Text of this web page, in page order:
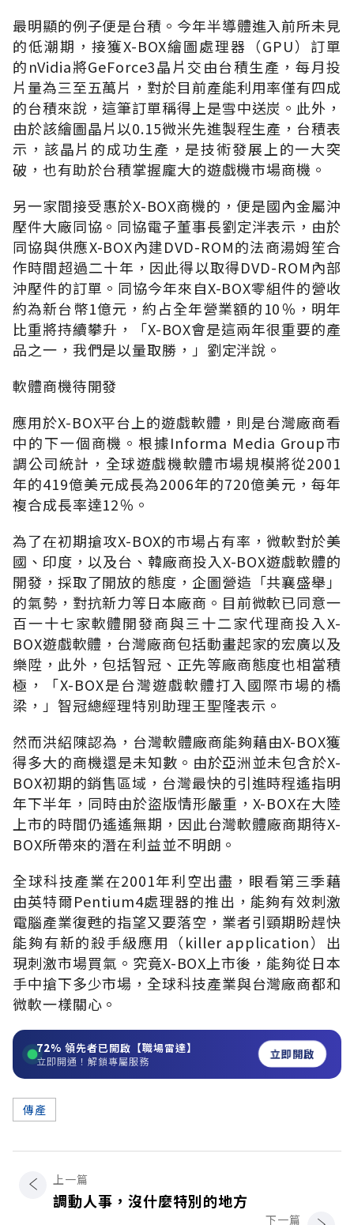
最明顯的例子便是台積。今年半導體進入前所未見
的低潮期，接獲X-BOX繪圖處理器（GPU）訂單
的nVidia將GeForce3晶片交由台積生產，每月投
片量為三至五萬片，對於目前產能利用率僅有四成
的台積來說，這筆訂單稱得上是雪中送炭。此外，
由於該繪圖晶片以0.15微米先進製程生產，台積表
示，該晶片的成功生產，是技術發展上的一大突
破，也有助於台積掌握龐大的遊戲機市場商機。
另一家間接受惠於X-BOX商機的，便是國內金屬沖
壓件大廠同協。同協電子董事長劉定泮表示，由於
同協與供應X-BOX內建DVD-ROM的法商湯姆笙合
作時間超過二十年，因此得以取得DVD-ROM內部
沖壓件的訂單。同協今年來自X-BOX零組件的營收
約為新台幣1億元，約占全年營業額的10％，明年
比重將持續攀升，「X-BOX會是這兩年很重要的產
品之一，我們是以量取勝，」劉定泮說。
軟體商機待開發
應用於X-BOX平台上的遊戲軟體，則是台灣廠商看
中的下一個商機。根據Informa Media Group市
調公司統計，全球遊戲機軟體市場規模將從2001
年的419億美元成長為2006年的720億美元，每年
複合成長率達12％。
為了在初期搶攻X-BOX的市場占有率，微軟對於美
國、印度，以及台、韓廠商投入X-BOX遊戲軟體的
開發，採取了開放的態度，企圖營造「共襄盛舉」
的氣勢，對抗新力等日本廠商。目前微軟已同意一
百一十七家軟體開發商與三十二家代理商投入X-
BOX遊戲軟體，台灣廠商包括動畫起家的宏廣以及
樂陞，此外，包括智冠、正先等廠商態度也相當積
極，「X-BOX是台灣遊戲軟體打入國際市場的橋
梁，」智冠總經理特別助理王聖隆表示。
然而洪紹陳認為，台灣軟體廠商能夠藉由X-BOX獲
得多大的商機還是未知數。由於亞洲並未包含於X-
BOX初期的銷售區域，台灣最快的引進時程遙指明
年下半年，同時由於盜版情形嚴重，X-BOX在大陸
上市的時間仍遙遙無期，因此台灣軟體廠商期待X-
BOX所帶來的潛在利益並不明朗。
全球科技產業在2001年利空出盡，眼看第三季藉
由英特爾Pentium4處理器的推出，能夠有效刺激
電腦產業復甦的指望又要落空，業者引頸期盼趕快
能夠有新的殺手級應用（killer application）出
現刺激市場買氣。究竟X-BOX上市後，能夠從日本
手中搶下多少市場，全球科技產業與台灣廠商都和
微軟一樣關心。
72% 領先者已開啟【職場雷達】
立即開通！解鎖專屬服務 立即開啟
傳產
上一篇
調動人事，沒什麼特別的地方
下一篇